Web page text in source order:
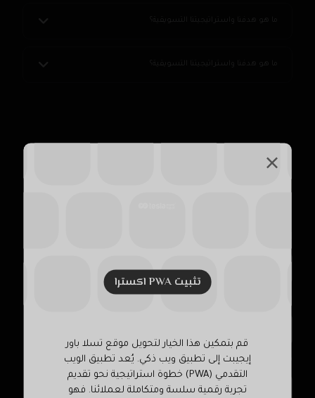
تثبيت PWA اکسترا
قم بتمكين هذا الخيار لتحويل موقع تسلا باور
إيجيبت إلى تطبيق ويب ذكي. يُعد تطبيق الويب
التقدمي (PWA) خطوة استراتيجية نحو تقديم
تجربة رقمية سلسة ومتكاملة لعملائنا. فهو
ما هو هدفنا واستراتيجيتنا التسويقية؟
ما هو هدفنا واستراتيجيتنا التسويقية؟